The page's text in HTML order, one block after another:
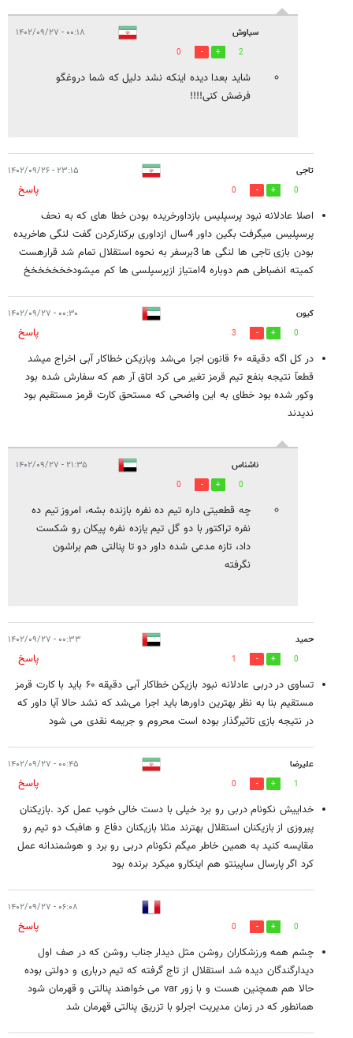
سیاوش ۰۰:۱۸ - ۱۴۰۲/۰۹/۲۷
2
0
شاید بعدا دیده اینکه نشد دلیل که شما دروغگو
فرضش کنی!!!!
تاجی ۲۳:۱۵ - ۱۴۰۲/۰۹/۲۶
0
0
پاسخ
اصلا عادلانه نبود پرسپلیس بازداورخریده بودن خطا های که به نحف
پرسپلیس میگرفت بگین داور 4سال ازداوری برکنارکردن گفت لنگی هاخریده
بودن بازی تاجی ها لنگی ها 3برسفر به نحوه استقلال تمام شد قرارهست
کمیته انضباطی هم دوباره 4امتیاز ازپرسپلسی ها کم میشودخخخخخخخ
کیون ۰۰:۳۰ - ۱۴۰۲/۰۹/۲۷
0
3
پاسخ
در کل اگه دقیقه ۶۰ قانون اجرا می‌شد وبازیکن خطاکار آبی اخراج میشد
قطعآ نتیجه بنفع تیم قرمز تغیر می کرد اتاق آر هم که سفارش شده بود
وکور شده بود خطای به این واضحی که مستحق کارت قرمز مستقیم بود
ندیدند
ناشناس ۲۱:۳۵ - ۱۴۰۲/۰۹/۲۷
0
0
چه قطعیتی داره تیم ده نفره بازنده بشه، امروز تیم ده
نفره تراکتور با دو گل تیم یازده نفره پیکان رو شکست
داد، تازه مدعی شده داور دو تا پنالتی هم براشون
نگرفته
حمید ۰۰:۳۳ - ۱۴۰۲/۰۹/۲۷
0
1
پاسخ
تساوی در دربی عادلانه نبود بازیکن خطاکار آبی دقیقه ۶۰ باید با کارت قرمز
مستقیم بنا به نظر بهترین داورها باید اجرا می‌شد که نشد حالا آیا داور که
در نتیجه بازی تاثیرگذار بوده است محروم و جریمه نقدی می شود
علیرضا ۰۰:۴۵ - ۱۴۰۲/۰۹/۲۷
1
0
پاسخ
خداییش نکونام دربی رو برد خیلی با دست خالی خوب عمل کرد .بازیکنان
پیروزی از بازیکنان استقلال بهترند مثلا بازیکنان دفاع و هافبک دو تیم رو
مقایسه کنید به همین خاطر میگم نکونام دربی رو برد و هوشمندانه عمل
کرد اگر پارسال ساپینتو هم اینکارو میکرد برنده بود
۰۶:۰۸ - ۱۴۰۲/۰۹/۲۷
0
0
پاسخ
چشم همه ورزشکاران روشن مثل دیدار جناب روشن که در صف اول
دیدارگندگان دیده شد استقلال از تاج گرفته که تیم درباری و دولتی بوده
حالا هم همچنین هست و با زور var می خواهند پنالتی و قهرمان شود
همانطور که در زمان مدیریت اجرلو با تزریق پنالتی قهرمان شد